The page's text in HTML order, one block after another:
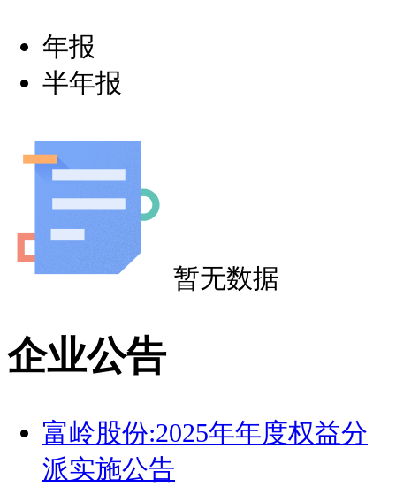
年报
半年报
暂无数据
企业公告
富岭股份:2025年年度权益分
派实施公告